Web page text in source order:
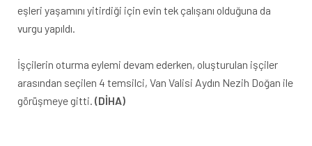
eşleri yaşamını yitirdiği için evin tek çalışanı olduğuna da
vurgu yapıldı.
İşçilerin oturma eylemi devam ederken, oluşturulan işçiler
arasından seçilen 4 temsilci, Van Valisi Aydın Nezih Doğan ile
görüşmeye gitti. (DİHA)